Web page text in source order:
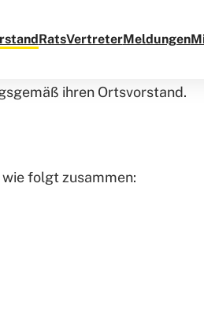
RatsVertreterMeldungen
ihren Ortsvorstand.
folgt zusammen: